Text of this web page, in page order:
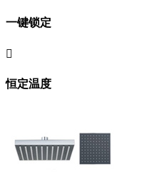
一键锁定

恒定温度